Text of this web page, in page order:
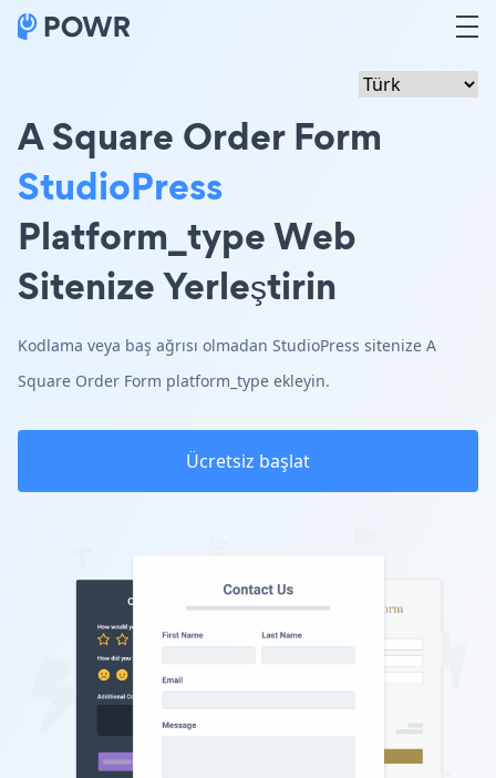
A Square Order Form
StudioPress
Platform_type Web
Sitenize Yerleştirin
Kodlama veya baş ağrısı olmadan StudioPress sitenize A
Square Order Form platform_type ekleyin.
Ücretsiz başlat